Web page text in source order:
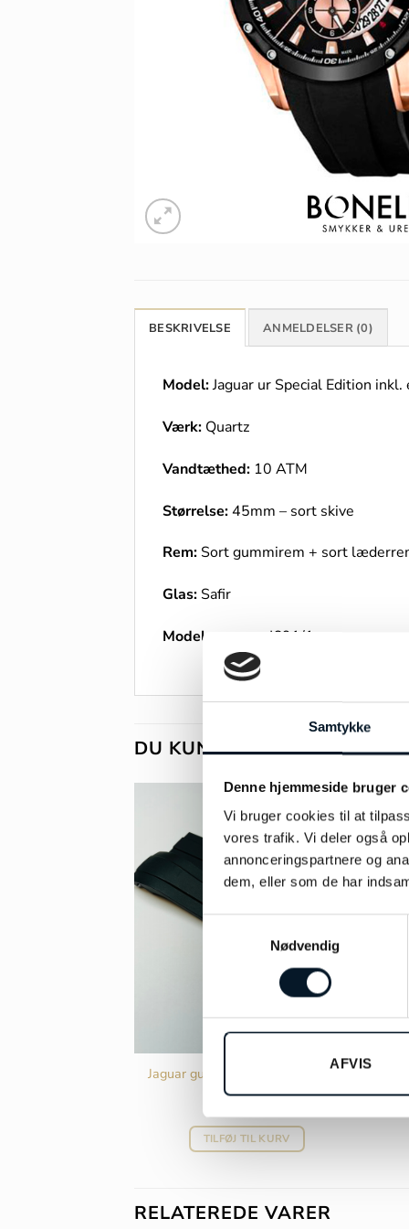
Samtykke
Denne hjemmeside bruger
Vi bruger cookies til at
vores trafik. Vi deler også
annonceringspartnere og
dem, eller som de har
Samtykkevalg
Nødvendig
AFVIS
BESKRIVELSE ANMELDELSER (0)
Model:Jaguar ur Special Edition
Værk: Quartz
Vandtæthed: 10 ATM
Størrelse:45mm – sort skive
Rem: Sort gummirem + sort
Glas: Safir
Modelnummer: J691/1
DU KUNNE OGSÅ VÆRE
Jaguar gummirem uden spænde –
JGRB
TILFØJ TIL KURV
RELATEREDE VARER